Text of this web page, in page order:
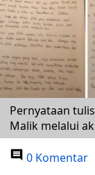
Pernyataan
Malik melalui
0 Komentar